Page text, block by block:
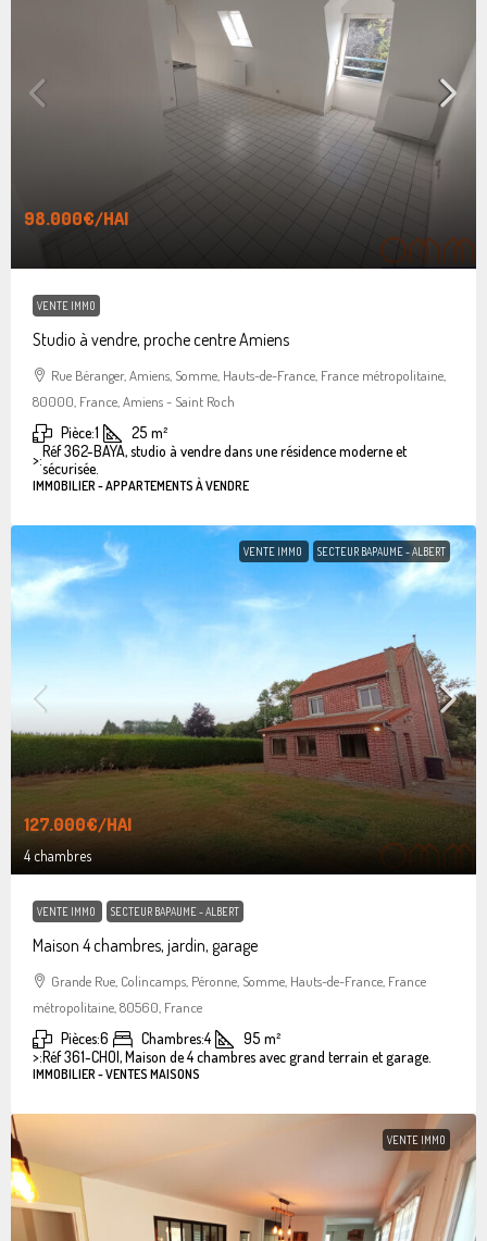
98.000€/HAI
VENTE IMMO
Studio à vendre, proche centre Amiens
Rue Béranger, Amiens, Somme, Hauts-de-France, France métropolitaine,
80000, France, Amiens - Saint Roch
Pièce:1 25 m²
>:Réf 362-BAYA, studio à vendre dans une résidence moderne et
sécurisée.
IMMOBILIER - APPARTEMENTS À VENDRE
VENTE IMMO SECTEUR BAPAUME - ALBERT
127.000€/HAI
4 chambres
VENTE IMMO SECTEUR BAPAUME - ALBERT
Maison 4 chambres, jardin, garage
Grande Rue, Colincamps, Péronne, Somme, Hauts-de-France, France
métropolitaine, 80560, France
Pièces:6 Chambres:4 95 m²
>:Réf 361-CHOI, Maison de 4 chambres avec grand terrain et garage.
IMMOBILIER - VENTES MAISONS
VENTE IMMO